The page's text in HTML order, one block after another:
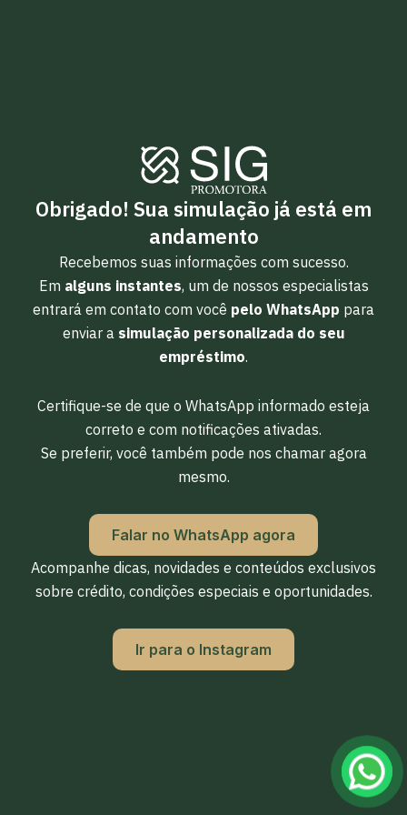
Obrigado! Sua simulação já está em
andamento
Recebemos suas informações com sucesso.
Em alguns instantes, um de nossos especialistas
entrará em contato com você pelo WhatsApp para
enviar a simulação personalizada do seu
empréstimo.
Certifique-se de que o WhatsApp informado esteja
correto e com notificações ativadas.
Se preferir, você também pode nos chamar agora
mesmo.
Falar no WhatsApp agora
Acompanhe dicas, novidades e conteúdos exclusivos
sobre crédito, condições especiais e oportunidades.
Ir para o Instagram